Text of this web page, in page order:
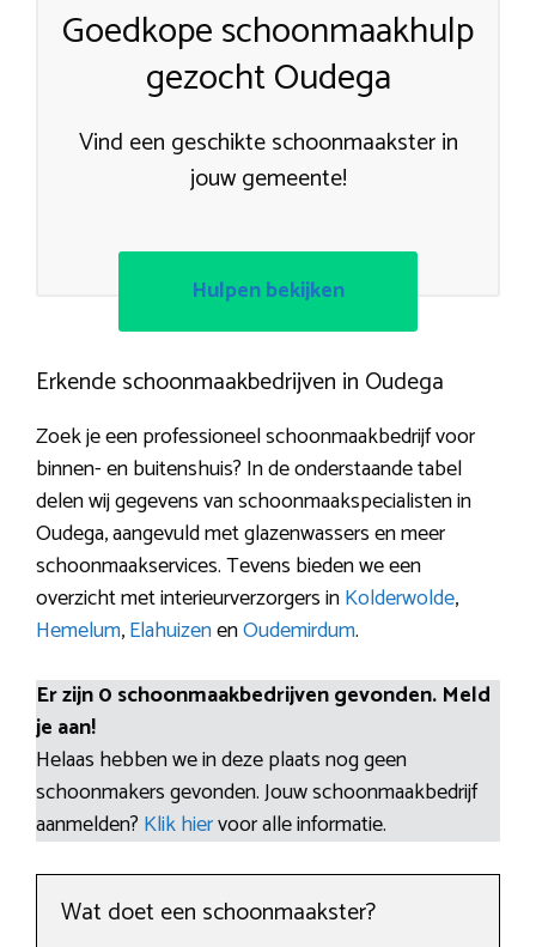
Goedkope schoonmaakhulp
gezocht Oudega
Vind een geschikte schoonmaakster in
jouw gemeente!
Hulpen bekijken
Erkende schoonmaakbedrijven in Oudega
Zoek je een professioneel schoonmaakbedrijf voor
binnen- en buitenshuis? In de onderstaande tabel
delen wij gegevens van schoonmaakspecialisten in
Oudega, aangevuld met glazenwassers en meer
schoonmaakservices. Tevens bieden we een
overzicht met interieurverzorgers inKolderwolde,
Hemelum,ElahuizenenOudemirdum.
Er zijn 0 schoonmaakbedrijven gevonden. Meld
je aan!
Helaas hebben we in deze plaats nog geen
schoonmakers gevonden. Jouw schoonmaakbedrijf
aanmelden? Klik hiervoor alle informatie.
Wat doet een schoonmaakster?